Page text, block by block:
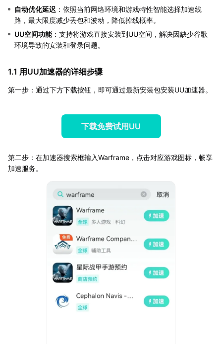
自动优化延迟 ：依照当前网络环境和游戏特性智能选择加速线
路，最大限度减少丢包和波动，降低掉线概率。
UU空间功能：支持将游戏直接安装到UU空间，解决因缺少谷歌
环境导致的安装和登录问题。
1.1 用UU加速器的详细步骤
第一步：通过下方下载按钮，即可通过最新安装包安装UU加速器。
下载免费试用UU
第二步：在加速器搜索框输入Warframe，点击对应游戏图标，畅享
加速服务。